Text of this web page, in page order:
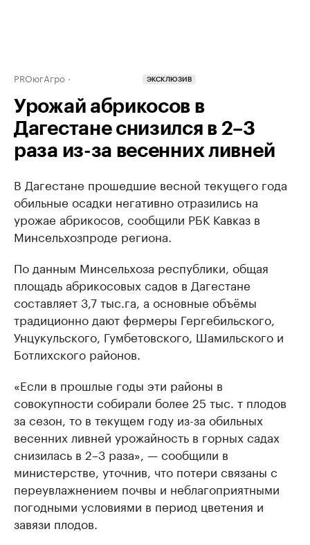
PROюгАгро ЭКСКЛЮЗИВ
Урожай абрикосов в
Дагестане снизился в 2–3
раза из-за весенних ливней
В Дагестане прошедшие весной текущего года
обильные осадки негативно отразились на
урожае абрикосов, сообщили РБК Кавказ в
Минсельхозпроде региона.
По данным Минсельхоза республики, общая
площадь абрикосовых садов в Дагестане
составляет 3,7 тыс.га, а основные объёмы
традиционно дают фермеры Гергебильского,
Унцукульского, Гумбетовского, Шамильского и
Ботлихского районов.
«Если в прошлые годы эти районы в
совокупности собирали более 25 тыс. т плодов
за сезон, то в текущем году из-за обильных
весенних ливней урожайность в горных садах
снизилась в 2–3 раза», — сообщили в
министерстве, уточнив, что потери связаны с
переувлажнением почвы и неблагоприятными
погодными условиями в период цветения и
завязи плодов.